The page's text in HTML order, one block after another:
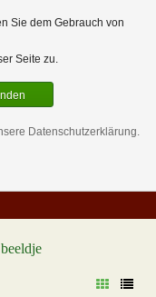
0 Artikel
Sie dem Gebrauch von
Seite zu.
Datenschutzerklärung.